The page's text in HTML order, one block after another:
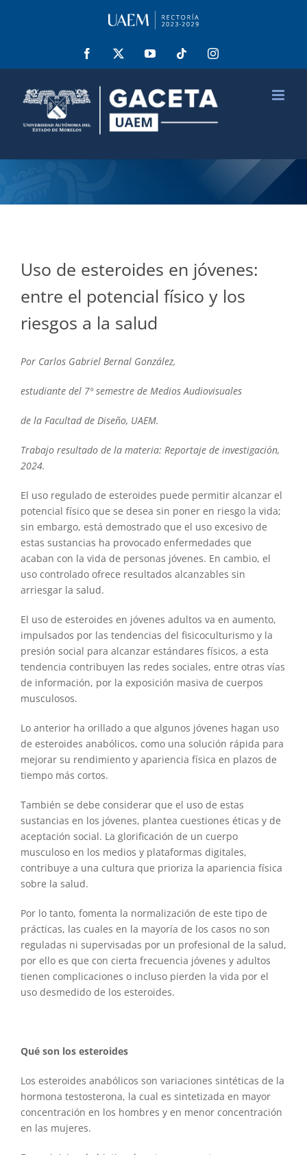
Facebook YouTube Tiktok Instagram
Uso de esteroides en jóvenes:
entre el potencial físico y los
riesgos a la salud
Por Carlos Gabriel Bernal González,
estudiante del 7º semestre de Medios Audiovisuales
de la Facultad de Diseño, UAEM.
Trabajo resultado de la materia: Reportaje de investigación,
2024.
El uso regulado de esteroides puede permitir alcanzar el
potencial físico que se desea sin poner en riesgo la vida;
sin embargo, está demostrado que el uso excesivo de
estas sustancias ha provocado enfermedades que
acaban con la vida de personas jóvenes. En cambio, el
uso controlado ofrece resultados alcanzables sin
arriesgar la salud.
El uso de esteroides en jóvenes adultos va en aumento,
impulsados por las tendencias del fisicoculturismo y la
presión social para alcanzar estándares físicos, a esta
tendencia contribuyen las redes sociales, entre otras vías
de información, por la exposición masiva de cuerpos
musculosos.
Lo anterior ha orillado a que algunos jóvenes hagan uso
de esteroides anabólicos, como una solución rápida para
mejorar su rendimiento y apariencia física en plazos de
tiempo más cortos.
También se debe considerar que el uso de estas
sustancias en los jóvenes, plantea cuestiones éticas y de
aceptación social. La glorificación de un cuerpo
musculoso en los medios y plataformas digitales,
contribuye a una cultura que prioriza la apariencia física
sobre la salud.
Por lo tanto, fomenta la normalización de este tipo de
prácticas, las cuales en la mayoría de los casos no son
reguladas ni supervisadas por un profesional de la salud,
por ello es que con cierta frecuencia jóvenes y adultos
tienen complicaciones o incluso pierden la vida por el
uso desmedido de los esteroides.
Qué son los esteroides
Los esteroides anabólicos son variaciones sintéticas de la
hormona testosterona, la cual es sintetizada en mayor
concentración en los hombres y en menor concentración
en las mujeres.